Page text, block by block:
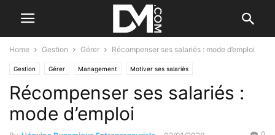
Home Gestion Gérer Récompenser ses salariés : mode d’emploi
Gestion Gérer Management Motiver ses salariés
Récompenser ses salariés :
mode d’emploi